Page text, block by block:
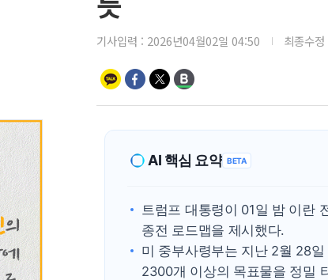
기사입력 : 2026년04월02일 04:50 최종수정
AI 핵심 요약 BETA
트럼프 대통령이 01일 밤 이란
종전 로드맵을 제시했다.
미 중부사령부는 지난 2월 28
2300개 이상의 목표물을 정밀